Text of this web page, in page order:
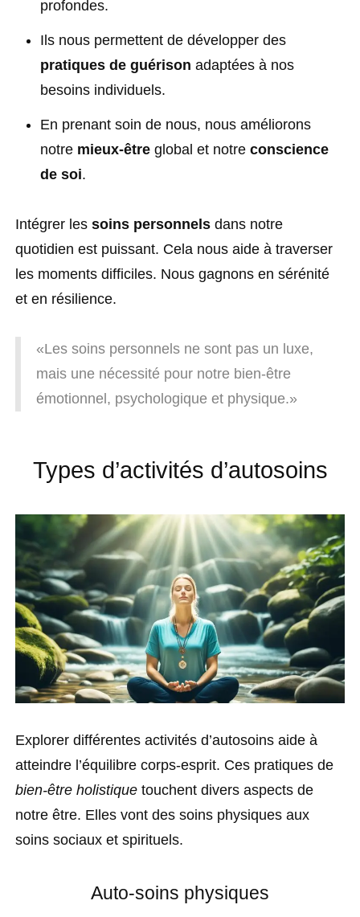
profondes.
Ils nous permettent de développer des
pratiques de guérison adaptées à nos
besoins individuels.
En prenant soin de nous, nous améliorons
notre mieux-être global et notre conscience
de soi.
Intégrer les soins personnels dans notre
quotidien est puissant. Cela nous aide à traverser
les moments difficiles. Nous gagnons en sérénité
et en résilience.
«Les soins personnels ne sont pas un luxe,
mais une nécessité pour notre bien-être
émotionnel, psychologique et physique.»
Types d’activités d’autosoins
Explorer différentes activités d’autosoins aide à
atteindre l’équilibre corps-esprit. Ces pratiques de
bien-être holistique touchent divers aspects de
notre être. Elles vont des soins physiques aux
soins sociaux et spirituels.
Auto-soins physiques